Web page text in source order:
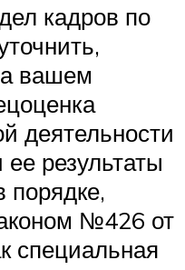
кадров по
вашем
деятельности
результаты
порядке,
№426 от
специальная